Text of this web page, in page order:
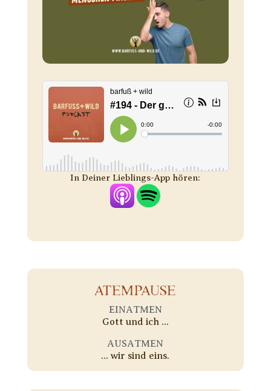
In Deiner Lieblings-App hören:
ATEMPAUSE
EINATMEN
Gott und ich ...
AUSATMEN
... wir sind eins.